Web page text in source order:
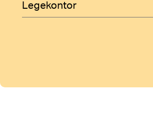
Legekontor